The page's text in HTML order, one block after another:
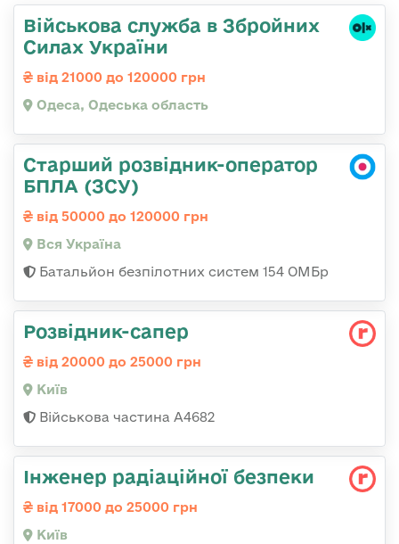
Військова служба в Збройних
Силах України
від 21000 до 120000 грн
Одеса, Одеська область
Старший розвідник-оператор
БПЛА (ЗСУ)
від 50000 до 120000 грн
Вся Україна
Батальйон безпілотних систем 154 ОМБр
Розвідник-сапер
від 20000 до 25000 грн
Київ
Військова частина А4682
Інженер радіаційної безпеки
від 17000 до 25000 грн
Київ